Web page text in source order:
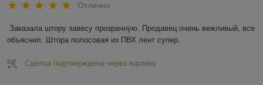
Отлично
Заказала штору завесу прозрачную. Продавец очень вежливый, все
объяснил. Штора полосовая из ПВХ лент супер.
Сделка подтверждена через корзину